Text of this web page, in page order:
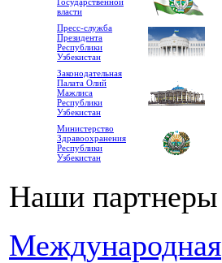
власти
Пресс-служба
Президента
Республики
Узбекистан
Законодательная
Палата Олий
Мажлиса
Республики
Узбекистан
Министерство
Здравоохранения
Республики
Узбекистан
Наши партнеры
Международная